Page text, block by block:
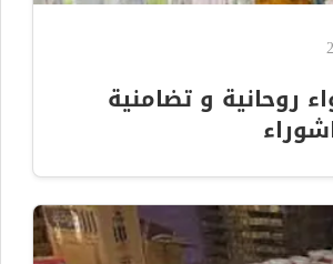
روحانية و تضامنية